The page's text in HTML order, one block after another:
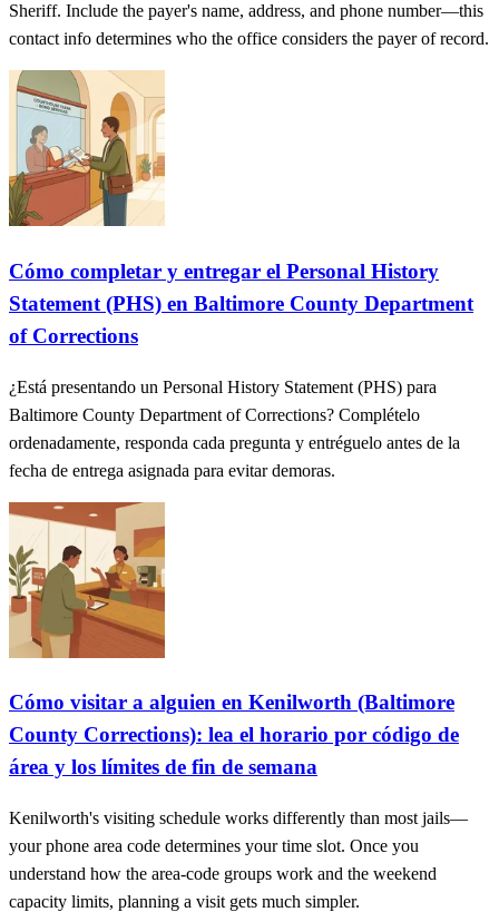
Sheriff. Include the payer's name, address, and phone number—this
contact info determines who the office considers the payer of record.
Cómo completar y entregar el Personal History
Statement (PHS) en Baltimore County Department
of Corrections
¿Está presentando un Personal History Statement (PHS) para
Baltimore County Department of Corrections? Complételo
ordenadamente, responda cada pregunta y entréguelo antes de la
fecha de entrega asignada para evitar demoras.
Cómo visitar a alguien en Kenilworth (Baltimore
County Corrections): lea el horario por código de
área y los límites de fin de semana
Kenilworth's visiting schedule works differently than most jails—
your phone area code determines your time slot. Once you
understand how the area-code groups work and the weekend
capacity limits, planning a visit gets much simpler.